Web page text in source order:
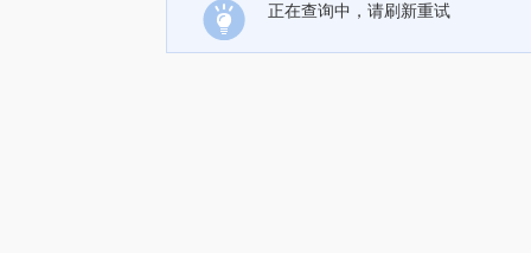
正在查询中，请刷新重试